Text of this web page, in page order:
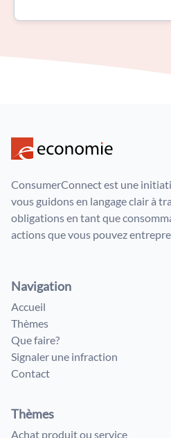
ConsumerConnect est une
vous guidons en langage clair à
obligations en tant que
actions que vous pouvez
Navigation
Accueil
Thèmes
Que faire?
Signaler une infraction
Contact
Thèmes
Achat produit ou service